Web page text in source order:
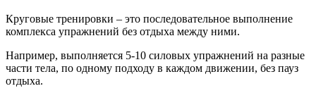
Круговые тренировки – это последовательное выполнение
комплекса упражнений без отдыха между ними.
Например, выполняется 5-10 силовых упражнений на разные
части тела, по одному подходу в каждом движении, без пауз
отдыха.